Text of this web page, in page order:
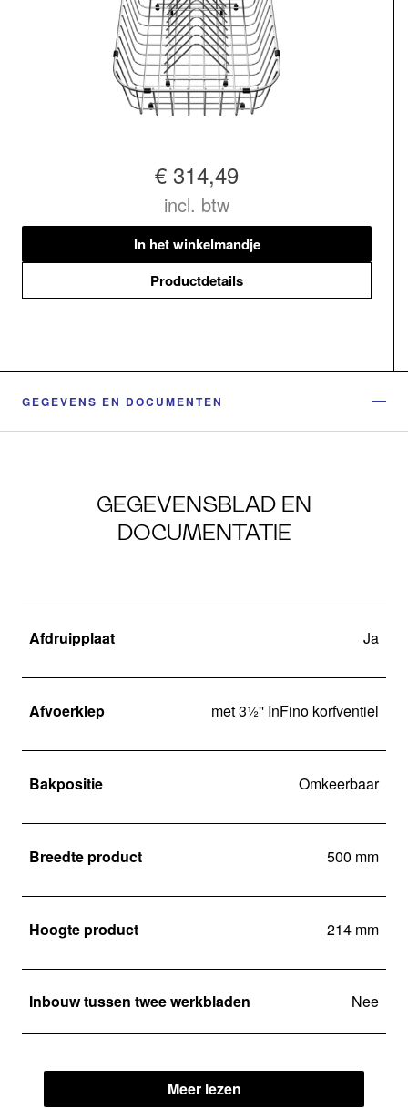
€ 314,49
incl. btw
In het winkelmandje
Productdetails
GEGEVENS EN DOCUMENTEN
GEGEVENSBLAD EN
DOCUMENTATIE
Afdruipplaat Ja
Afvoerklep met 3½'' InFino korfventiel
Bakpositie Omkeerbaar
Breedte product 500 mm
Hoogte product 214 mm
Inbouw tussen twee werkbladen Nee
Meer lezen